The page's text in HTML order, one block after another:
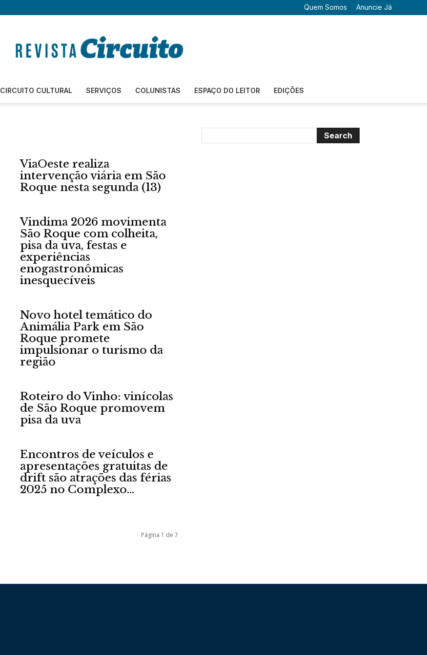
Quem Somos Anuncie Já
Revista
de
Notícias
da
CIRCUITO CULTURAL SERVIÇOS COLUNISTAS ESPAÇO DO LEITOR EDIÇÕES
ViaOeste realiza
intervenção viária em São
Roque nesta segunda (13)
Vindima 2026 movimenta
São Roque com colheita,
pisa da uva, festas e
experiências
enogastronômicas
inesquecíveis
Novo hotel temático do
Animália Park em São
Roque promete
impulsionar o turismo da
região
Roteiro do Vinho: vinícolas
de São Roque promovem
pisa da uva
Encontros de veículos e
apresentações gratuitas de
drift são atrações das férias
2025 no Complexo...
Página 1 de 7